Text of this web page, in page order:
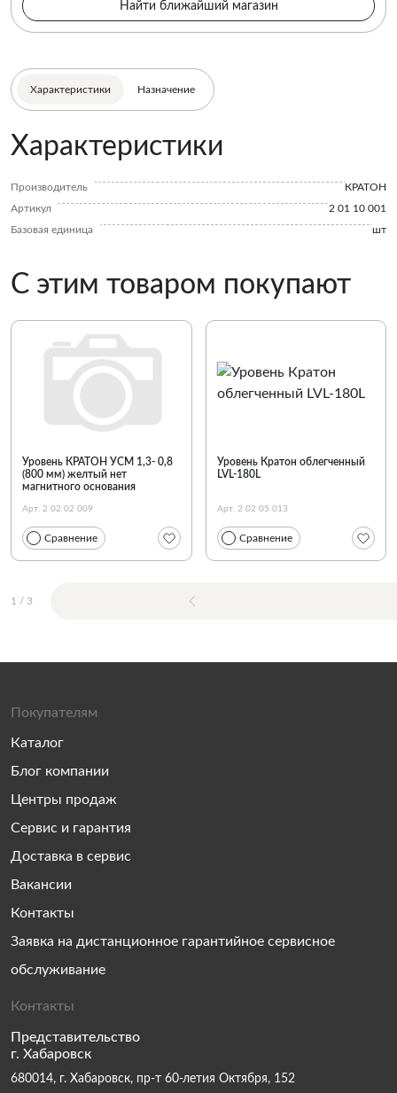
Найти ближайший магазин
Характеристики Назначение
Характеристики
Производитель
КРАТОН
Артикул
2 01 10 001
Базовая единица
шт
С этим товаром покупают
Уровень КРАТОН УСМ 1,3- 0,8
(800 мм) желтый нет
магнитного основания
Арт. 2 02 02 009
Сравнение
Уровень Кратон облегченный
LVL-180L
Арт. 2 02 05 013
Сравнение
1 / 3
Покупателям
Каталог
Блог компании
Центры продаж
Сервис и гарантия
Доставка в сервис
Вакансии
Контакты
Заявка на дистанционное гарантийное сервисное
обслуживание
Контакты
Представительство
г. Хабаровск
680014, г. Хабаровск, пр-т 60-летия Октября, 152